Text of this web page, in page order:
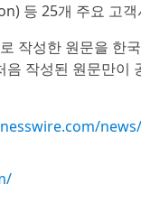
25개 주요 고객
작성한 원문을 한
작성된 원문만